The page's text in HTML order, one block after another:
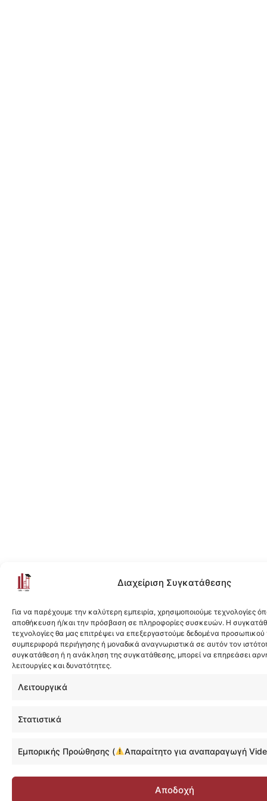
Διαχείριση Συγκατάθεσης
Για να παρέχουμε την καλύτερη εμπειρία, χρησιμοποιούμε τεχνολογίες
αποθήκευση ή/και την πρόσβαση σε πληροφορίες συσκευών. Η
τεχνολογίες θα μας επιτρέψει να επεξεργαστούμε δεδομένα
συμπεριφορά περιήγησης ή μοναδικά αναγνωριστικά σε αυτόν τον
συγκατάθεση ή η ανάκληση της συγκατάθεσης, μπορεί να επηρεάσει
λειτουργίες και δυνατότητες.
Λειτουργικά
Στατιστικά
Εμπορικής Προώθησης ( Απαραίτητο για αναπαραγωγή
Αποδοχή